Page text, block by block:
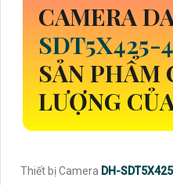
CAMERA
SDT5X425-
SẢN PHẨM
LƯỢNG
Thiết bị Camera DH-